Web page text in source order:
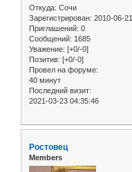
Откуда: Сочи
Зарегистрирован: 2010-06-21
Приглашений: 0
Сообщений: 1685
Уважение: [+0/-0]
Позитив: [+0/-0]
Провел на форуме:
40 минут
Последний визит:
2021-03-23 04:35:46
Ростовец
Members